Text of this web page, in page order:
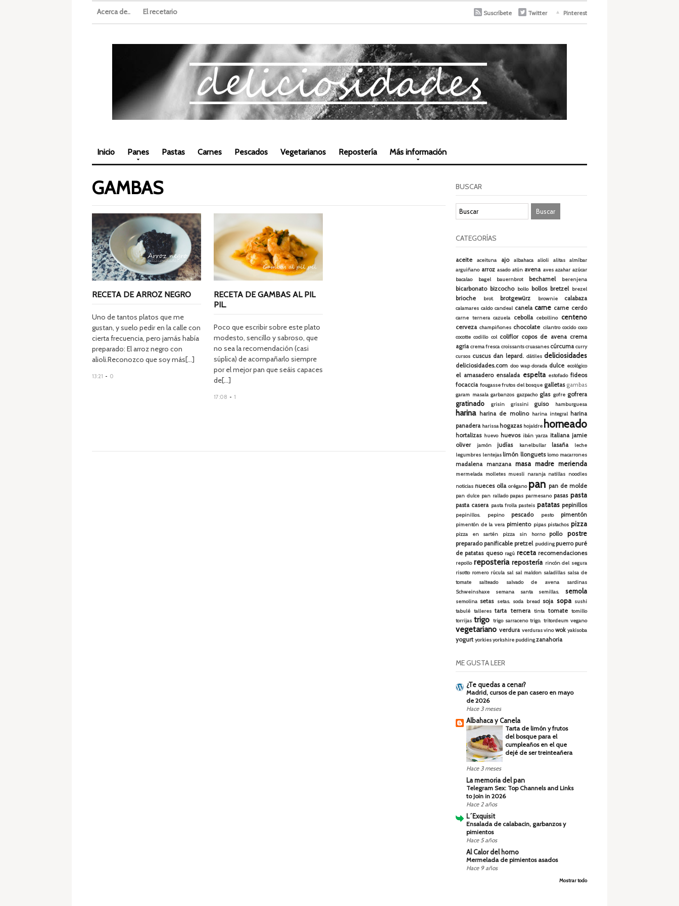
Suscríbete Twitter Pinterest
Acerca de.. El recetario
Inicio Panes Pastas Carnes Pescados Vegetarianos Repostería Más información
GAMBAS
RECETA DE ARROZ NEGRO
Uno de tantos platos que me
gustan, y suelo pedir en la calle con
cierta frecuencia, pero jamás había
preparado: El arroz negro con
alioli.Reconozco que soy más[...]
13:21 - 0
RECETA DE GAMBAS AL PIL
PIL.
Poco que escribir sobre este plato
modesto, sencillo y sabroso, que
no sea la recomendación (casi
súplica) de acompañarlo siempre
por el mejor pan que seáis capaces
de[...]
17:08 - 1
BUSCAR
CATEGORÍAS
aceite aceituna ajo albahaca alioli alitas
almíbar
arguiñano arroz asado atún avena aves azahar azúcar
bacalao
bagel bauernbrot bechamel berenjena
bicarbonato bizcocho bollo bollos bretzel brezel
brioche brot. brotgewürz brownie calabaza
calamares caldo candeal canela carne carne cerdo
carne ternera cazuela cebolla cebollino centeno
cerveza champiñones chocolate cilantro cocido coco
cocotte codillo col coliflor copos de avena crema
agria crema fresca croissantscruasanes cúrcuma curry
cursos cuscus dan lepard. dátiles deliciosidades
deliciosidades.com doo wap dorada dulce ecológico
el amasadero ensalada espelta estofado fideos
focaccia fougassefrutos del bosque galletas gambas
garam masala garbanzos gazpacho glas gofre gofrera
gratinado grisin grissini guiso hamburguesa
harina harina de molino harina integral harina
panadera harissa hogazas hojaldre horneado
hortalizas huevo huevos ibán yarza italiana jamie
oliver
jamón judías kanelbullar lasaña
leche
legumbres lentejas limón llonguets lomo macarrones
madalena manzana masa madre merienda
mermelada molletes muesli naranja natillas noodles
noticias nueces olla orégano pan pan de molde
pan dulce pan rallado papas parmesano pasas pasta
pasta casera pasta frolla pasteis patatas pepinillos
pepinillos. pepino pescado pesto pimentón
pimentón de la vera pimiento pipas pistachos pizza
pizza en sartén pizza sin horno pollo postre
preparado panificable pretzel puddingpuerro puré
de patatas queso ragú receta recomendaciones
repollo reposteria repostería rincón del segura
risotto romero rúcula sal sal maldon saladillas salsa de
tomate
salteado salvado de avena
sardinas
Schweinshaxe
semana santa semillas. semola
semolina setas setas. soda bread soja sopa sushi
tabulé talleres tarta ternera tinta tomate tomillo
torrijas trigo trigo sarraceno trigo. tritordeum vegano
vegetariano verdura verduras vino wok yakisoba
yogurt yorkiesyorkshire puddingzanahoria
ME GUSTA LEER
¿Te quedas a cenar?
Madrid, cursos de pan casero en mayo
de 2026
Hace 3 meses
Albahaca y Canela
Tarta de limón y frutos
del bosque para el
cumpleaños en el que
dejé de ser treinteañera
Hace 3 meses
La memoria del pan
Telegram Sex: Top Channels and Links
to Join in 2026
Hace 2 años
L´Exquisit
Ensalada de calabacin, garbanzos y
pimientos
Hace 5 años
Al Calor del horno
Mermelada de pimientos asados
Hace 9 años
Mostrar todo